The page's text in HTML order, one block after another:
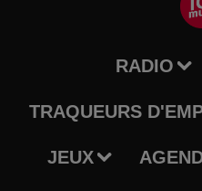
RADIO
TRAQUEURS
JEUX